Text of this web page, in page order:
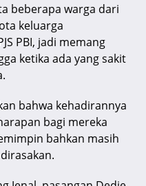
beberapa warga dari
keluarga
PBI, jadi memang
ketika ada yang sakit
bahwa kehadirannya
bagi mereka
bahkan masih